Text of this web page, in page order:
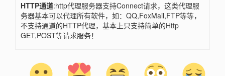
HTTP通道:http代理服务器支持Connect请求，这类代理服
务器基本可以代理所有软件，如：QQ,FoxMail,FTP等等，
不支持通道的HTTP代理，基本上只支持简单的Http
GET,POST等请求服务！